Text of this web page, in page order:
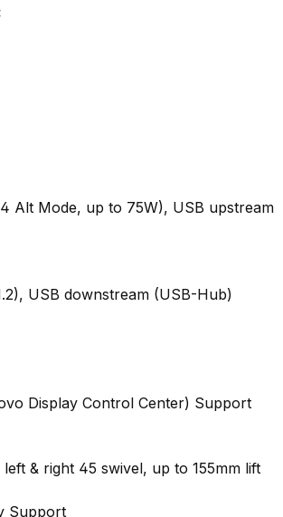
Alt Mode, up to 75W), USB upstream
USB downstream (USB-Hub)
Display Control Center) Support
& right 45 swivel, up to 155mm lift
Support